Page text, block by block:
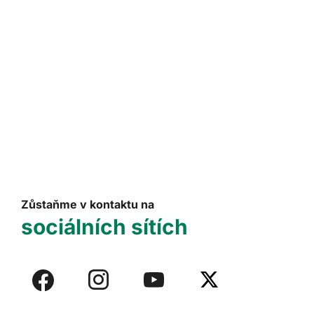
Zůstaňme v kontaktu na
sociálních sítích